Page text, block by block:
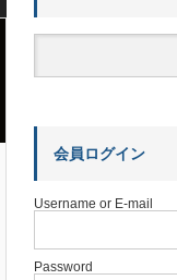
会員ログイン
Username or E-mail
Password